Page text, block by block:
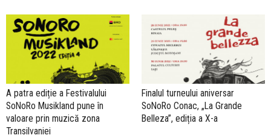
A patra ediție a Festivalului
SoNoRo Musikland pune în
valoare prin muzică zona
Transilvaniei
Finalul turneului aniversar
SoNoRo Conac, „La Grande
Belleza”, ediția a X-a